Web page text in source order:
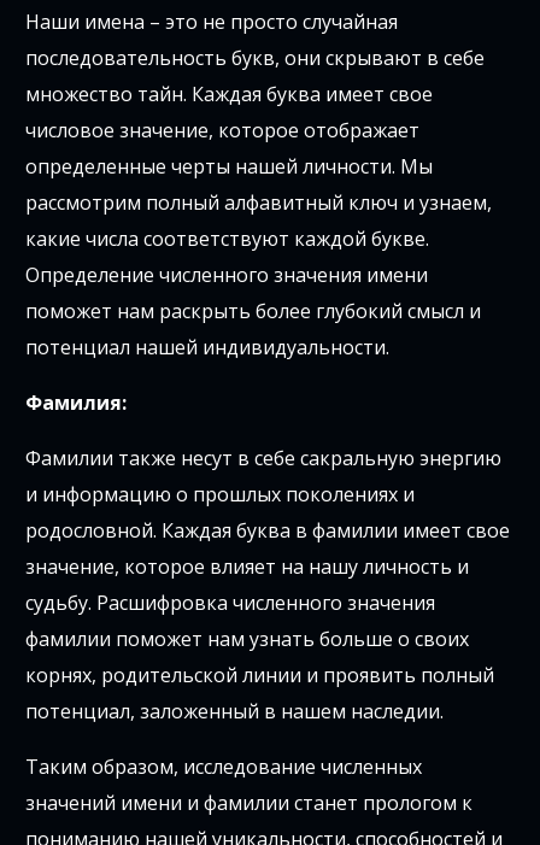
Наши имена – это не просто случайная
последовательность букв, они скрывают в себе
множество тайн. Каждая буква имеет свое
числовое значение, которое отображает
определенные черты нашей личности. Мы
рассмотрим полный алфавитный ключ и узнаем,
какие числа соответствуют каждой букве.
Определение численного значения имени
поможет нам раскрыть более глубокий смысл и
потенциал нашей индивидуальности.
Фамилия:
Фамилии также несут в себе сакральную энергию
и информацию о прошлых поколениях и
родословной. Каждая буква в фамилии имеет свое
значение, которое влияет на нашу личность и
судьбу. Расшифровка численного значения
фамилии поможет нам узнать больше о своих
корнях, родительской линии и проявить полный
потенциал, заложенный в нашем наследии.
Таким образом, исследование численных
значений имени и фамилии станет прологом к
пониманию нашей уникальности, способностей и